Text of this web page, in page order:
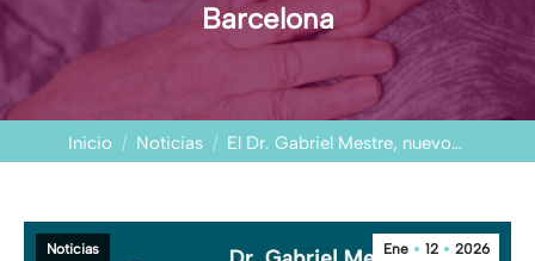
Barcelona
Estás aquí:
Inicio Noticias El Dr. Gabriel Mestre, nuevo…
Ene 12 2026
Noticias